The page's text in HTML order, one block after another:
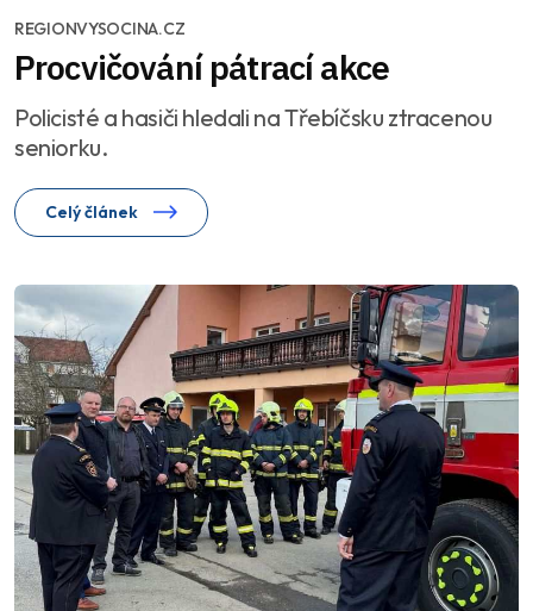
REGIONVYSOCINA.CZ
Procvičování pátrací akce
Policisté a hasiči hledali na Třebíčsku ztracenou
seniorku.
Celý článek